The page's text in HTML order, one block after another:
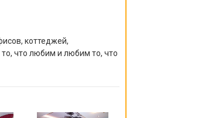
коттеджей,
что любим и любим то, что